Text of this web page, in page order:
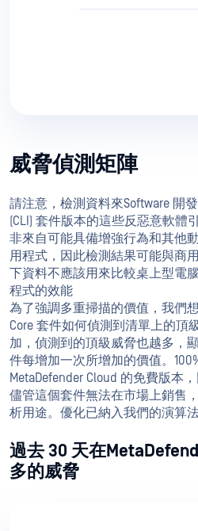
威脅偵測矩陣
請注意，檢測資料來Software 開
(CLI) 套件版本的這些反惡意軟體
非來自可能具備增強行為和其他
用程式，因此檢測結果可能與商
下資料不應該用來比較桌上型電
程式的效能
為了強調多重掃描的價值，我們想
Core 套件如何偵測到清單上的頂
加，偵測到的頂級威脅也越多，
件每增加一次所增加的價值。
MetaDefender Cloud 的免費版本
儘管這個套件無法在市場上銷售
析用途。優化已納入我們的演算
過去 30 天在
多的威脅